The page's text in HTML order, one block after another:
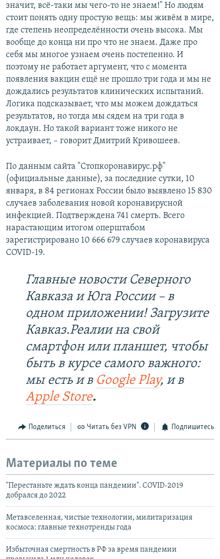
значит, всё-таки мы чего-то не знаем!" Но людям
стоит понять одну простую вещь: мы живём в мире,
где степень неопределённости очень высока. Мы
вообще до конца ни про что не знаем. Даже про
себя мы многое узнаем очень постепенно. И
поэтому не работает аргумент, что с момента
появления вакцин ещё не прошло три года и мы не
дождались результатов клинических испытаний.
Логика подсказывает, что мы можем дождаться
результатов, но тогда мы сядем на три года в
локдаун. Но такой вариант тоже никого не
устраивает, – говорит Дмитрий Кривошеев.
По данным сайта "Стопкоронавирус.рф"
(официальные данные), за последние сутки, 10
января, в 84 регионах России было выявлено 15 830
случаев заболевания новой коронавирусной
инфекцией. Подтверждена 741 смерть. Всего
нарастающим итогом оперштабом
зарегистрировано 10 666 679 случаев коронавируса
COVID-19.
Главные новости Северного
Кавказа и Юга России – в
одном приложении! Загрузите
Кавказ.Реалии на свой
смартфон или планшет, чтобы
быть в курсе самого важного:
мы есть и в Google Play, и в
Apple Store.
Поделиться Читать без VPN Подпишитесь
Материалы по теме
"Перестаньте ждать конца пандемии". COVID-2019
добрался до 2022
Метавселенная, чистые технологии, милитаризация
космоса: главные технотренды года
Избыточная смертность в РФ за время пандемии